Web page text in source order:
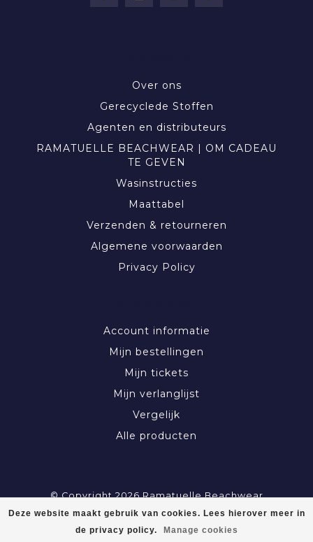
Deze website maakt gebruik van cookies. Lees hierover meer in
de privacy policy.
Manage cookies
Over ons
Gerecyclede Stoffen
Agenten en distributeurs
RAMATUELLE BEACHWEAR | OM CADEAU
TE GEVEN
Wasinstructies
Maattabel
Verzenden & retourneren
Algemene voorwaarden
Privacy Policy
Account informatie
Mijn bestellingen
Mijn tickets
Mijn verlanglijst
Vergelijk
Alle producten
© Copyright 2026 Ramatuelle Beachwear